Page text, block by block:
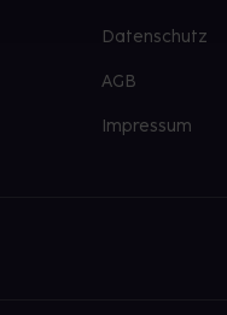
Datenschutz
AGB
Impressum